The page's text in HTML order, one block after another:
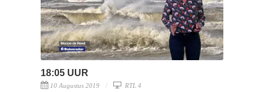
18:05 UUR
10 Augustus 2019 RTL 4